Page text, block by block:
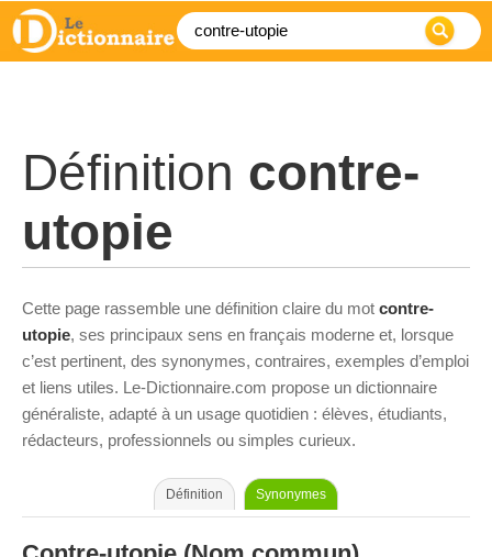
Définition contre-
utopie
Cette page rassemble une définition claire du mot contre-
utopie, ses principaux sens en français moderne et, lorsque
c’est pertinent, des synonymes, contraires, exemples d’emploi
et liens utiles. Le-Dictionnaire.com propose un dictionnaire
généraliste, adapté à un usage quotidien : élèves, étudiants,
rédacteurs, professionnels ou simples curieux.
Définition Synonymes